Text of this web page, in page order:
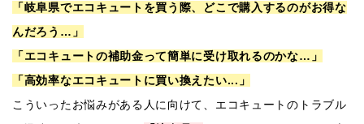
「岐阜県でエコキュートを買う際、どこで購入するのがお得な
んだろう…」
「エコキュートの補助金って簡単に受け取れるのかな…」
「高効率なエコキュートに買い換えたい...」
こういったお悩みがある人に向けて、エコキュートのトラブル